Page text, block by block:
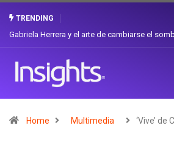
TRENDING
Gabriela Herrera y el arte de cambiarse el
Home Multimedia ‘Vive’ de